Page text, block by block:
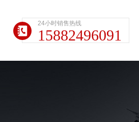
24小时销售热线
15882496091